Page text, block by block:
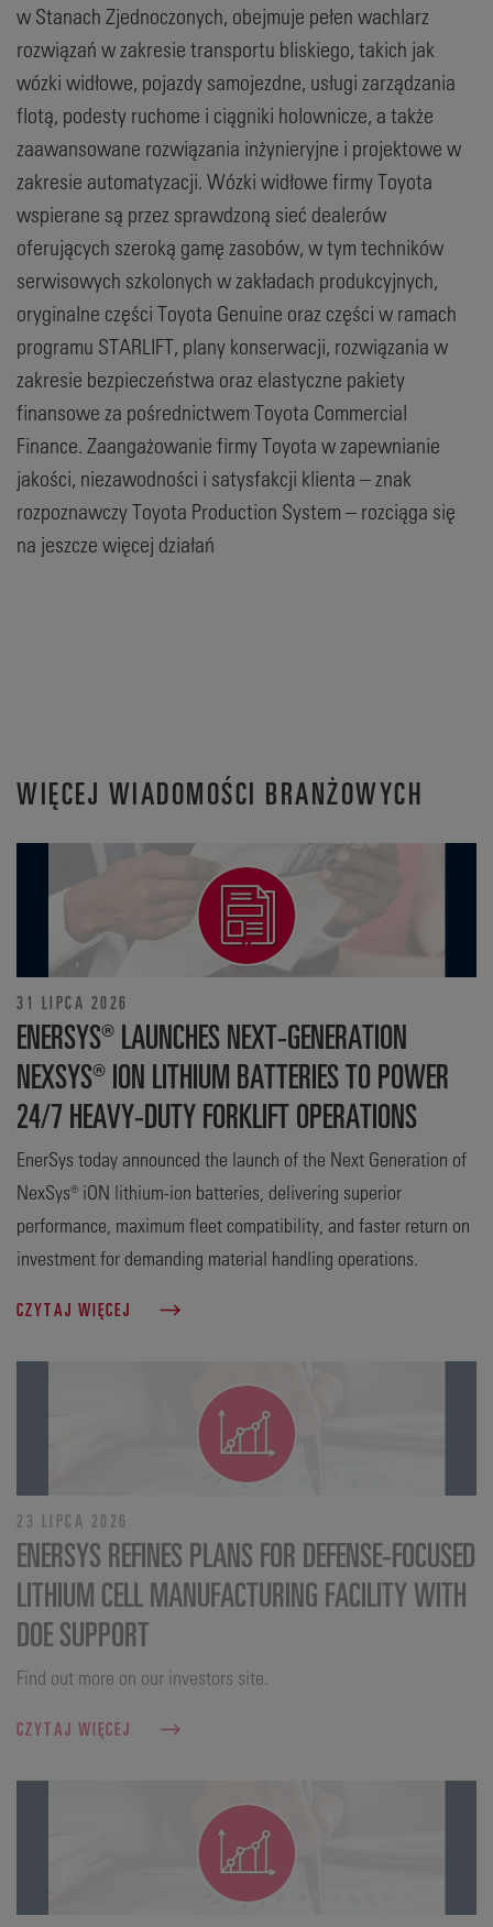
w Stanach Zjednoczonych, obejmuje pełen wachlarz
rozwiązań w zakresie transportu bliskiego, takich jak
wózki widłowe, pojazdy samojezdne, usługi zarządzania
flotą, podesty ruchome i ciągniki holownicze, a także
zaawansowane rozwiązania inżynieryjne i projektowe w
zakresie automatyzacji. Wózki widłowe firmy Toyota
wspierane są przez sprawdzoną sieć dealerów
oferujących szeroką gamę zasobów, w tym techników
serwisowych szkolonych w zakładach produkcyjnych,
oryginalne części Toyota Genuine oraz części w ramach
programu STARLIFT, plany konserwacji, rozwiązania w
zakresie bezpieczeństwa oraz elastyczne pakiety
finansowe za pośrednictwem Toyota Commercial
Finance. Zaangażowanie firmy Toyota w zapewnianie
jakości, niezawodności i satysfakcji klienta – znak
rozpoznawczy Toyota Production System – rozciąga się
na jeszcze więcej działań
WIĘCEJ WIADOMOŚCI BRANŻOWYCH
31 LIPCA 2026
ENERSYS® LAUNCHES NEXT-GENERATION
NEXSYS® ION LITHIUM BATTERIES TO POWER
24/7 HEAVY-DUTY FORKLIFT OPERATIONS
EnerSys today announced the launch of the Next Generation of
NexSys® iON lithium-ion batteries, delivering superior
performance, maximum fleet compatibility, and faster return on
investment for demanding material handling operations.
CZYTAJ WIĘCEJ
23 LIPCA 2026
ENERSYS REFINES PLANS FOR DEFENSE‑FOCUSED
LITHIUM CELL MANUFACTURING FACILITY WITH
DOE SUPPORT
Find out more on our investors site.
CZYTAJ WIĘCEJ